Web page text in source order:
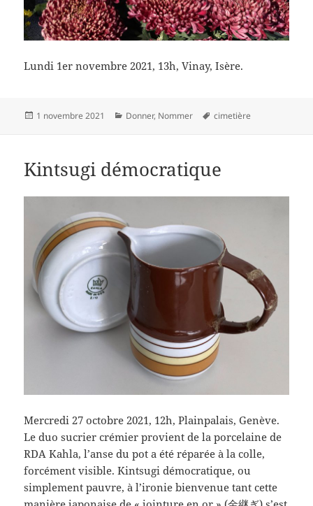
Lundi 1er novembre 2021, 13h, Vinay, Isère.
Publié
1 novembre 2021 Catégories
Donner, Nommer
Mots-
cimetière
Kintsugi démocratique
Mercredi 27 octobre 2021, 12h, Plainpalais, Genève.
Le duo sucrier crémier provient de la porcelaine de
RDA Kahla, l’anse du pot a été réparée à la colle,
forcément visible. Kintsugi démocratique, ou
simplement pauvre, à l’ironie bienvenue tant cette